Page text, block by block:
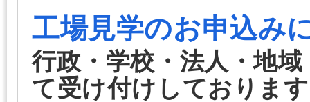
工場見学のお申込み
行政・学校・法人・地
て受け付けしておりま